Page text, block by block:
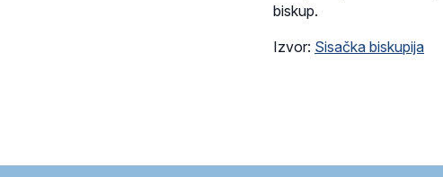
biskup.
Izvor: Sisačka biskupija